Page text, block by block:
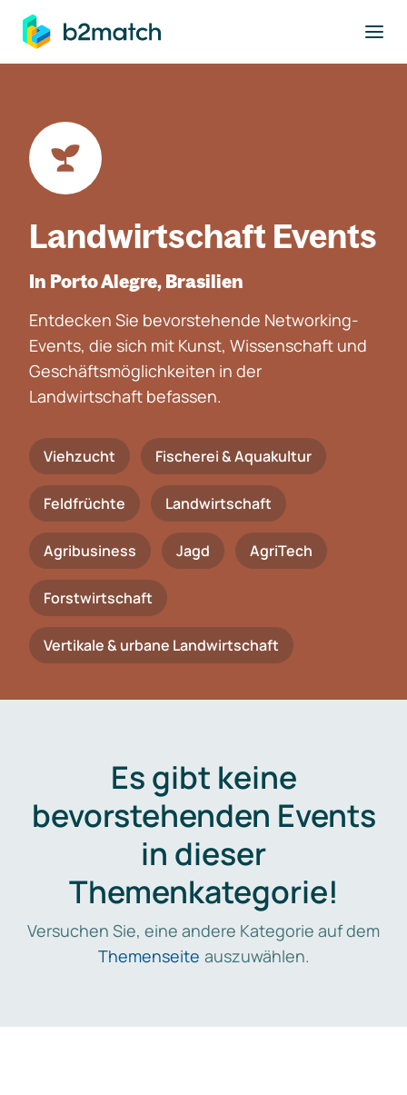
springen
Landwirtschaft Events
In Porto Alegre, Brasilien
Entdecken Sie bevorstehende Networking-
Events, die sich mit Kunst, Wissenschaft und
Geschäftsmöglichkeiten in der
Landwirtschaft befassen.
Viehzucht Fischerei & Aquakultur
Feldfrüchte Landwirtschaft
Agribusiness Jagd AgriTech
Forstwirtschaft
Vertikale & urbane Landwirtschaft
Es gibt keine
bevorstehenden Events
in dieser
Themenkategorie!
Versuchen Sie, eine andere Kategorie auf dem
Themenseite auszuwählen.